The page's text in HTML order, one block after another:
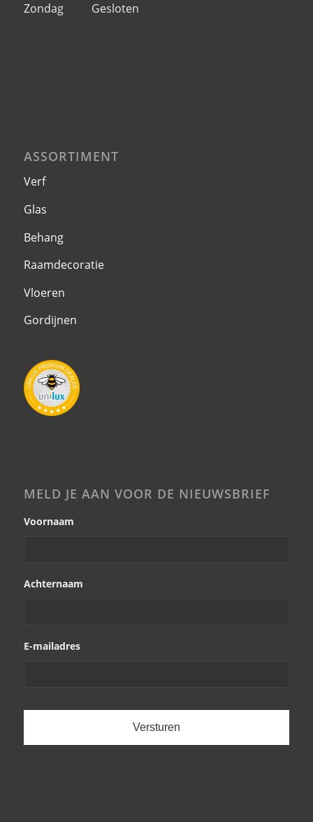
Zondag Gesloten
ASSORTIMENT
Verf
Glas
Behang
Raamdecoratie
Vloeren
Gordijnen
MELD JE AAN VOOR DE NIEUWSBRIEF
Voornaam
Achternaam
E-mailadres